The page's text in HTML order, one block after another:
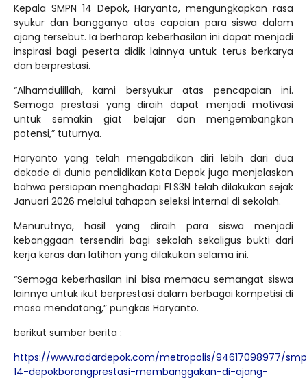
Kepala SMPN 14 Depok, Haryanto, mengungkapkan rasa
syukur dan bangganya atas capaian para siswa dalam
ajang tersebut. Ia berharap keberhasilan ini dapat menjadi
inspirasi bagi peserta didik lainnya untuk terus berkarya
dan berprestasi.
“Alhamdulillah, kami bersyukur atas pencapaian ini.
Semoga prestasi yang diraih dapat menjadi motivasi
untuk semakin giat belajar dan mengembangkan
potensi,” tuturnya.
Haryanto yang telah mengabdikan diri lebih dari dua
dekade di dunia pendidikan Kota Depok juga menjelaskan
bahwa persiapan menghadapi FLS3N telah dilakukan sejak
Januari 2026 melalui tahapan seleksi internal di sekolah.
Menurutnya, hasil yang diraih para siswa menjadi
kebanggaan tersendiri bagi sekolah sekaligus bukti dari
kerja keras dan latihan yang dilakukan selama ini.
“Semoga keberhasilan ini bisa memacu semangat siswa
lainnya untuk ikut berprestasi dalam berbagai kompetisi di
masa mendatang,” pungkas Haryanto.
berikut sumber berita :
https://www.radardepok.com/metropolis/94617098977/
14-depokborongprestasi-membanggakan-di-ajang-